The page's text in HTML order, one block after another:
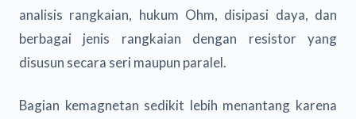
analisis rangkaian, hukum Ohm, disipasi daya, dan
berbagai jenis rangkaian dengan resistor yang
disusun secara seri maupun paralel.
Bagian kemagnetan sedikit lebih menantang karena